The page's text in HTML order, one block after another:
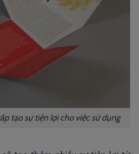
tạo sự tiện lợi cho việc sử dụng